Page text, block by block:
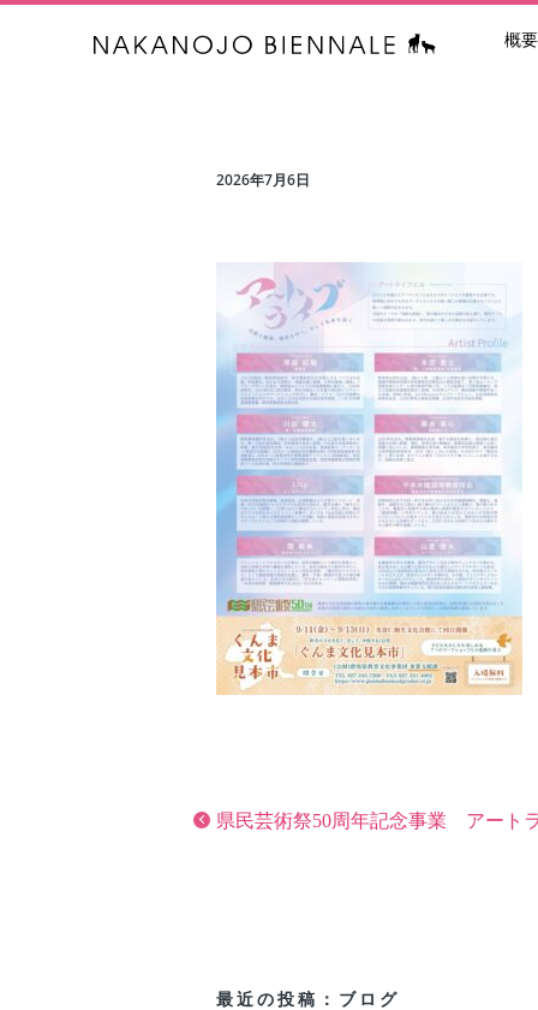
中之条ビエ
概要
2026年7月6日
県民芸術祭50周年記念事業 アート
最近の投稿：ブログ